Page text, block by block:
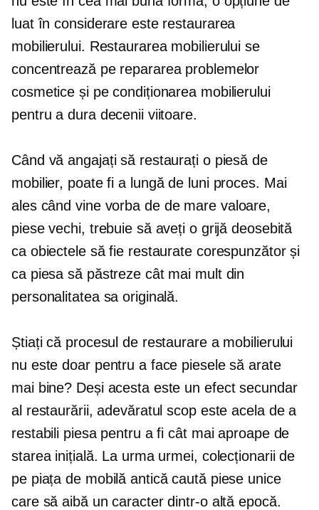
luat în considerare este restaurarea
mobilierului. Restaurarea mobilierului se
concentrează pe repararea problemelor
cosmetice și pe condiționarea mobilierului
pentru a dura decenii viitoare.
Când vă angajați să restaurați o piesă de
mobilier, poate fi a lungă de luniproces. Mai
ales când vine vorba de de mare valoare,
piese vechi, trebuie să aveți o grijă deosebită
ca obiectele să fie restaurate corespunzător și
ca piesa să păstreze cât mai mult din
personalitatea sa originală.
Știați că procesul de restaurare a mobilierului
nu este doar pentru a face piesele să arate
mai bine? Deși acesta este un efect secundar
al restaurării, adevăratul scop este acela de a
restabili piesa pentru a fi cât mai aproape de
starea inițială. La urma urmei, colecționarii de
pe piața de mobilă antică caută piese unice
care să aibă un caracter dintr-o altă epocă.